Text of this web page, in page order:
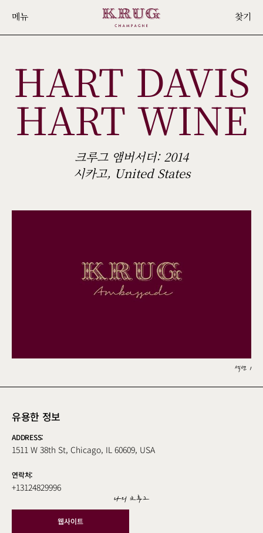
main
content
메뉴 찾기
HART DAVIS
HART WINE
크루그 앰버서더: 2014
시카고, United States
섹션 1
유용한 정보
ADDRESS:
1511 W 38th St, Chicago, IL 60609, USA
연락처:
+13124829996 나의 크루그
웹사이트